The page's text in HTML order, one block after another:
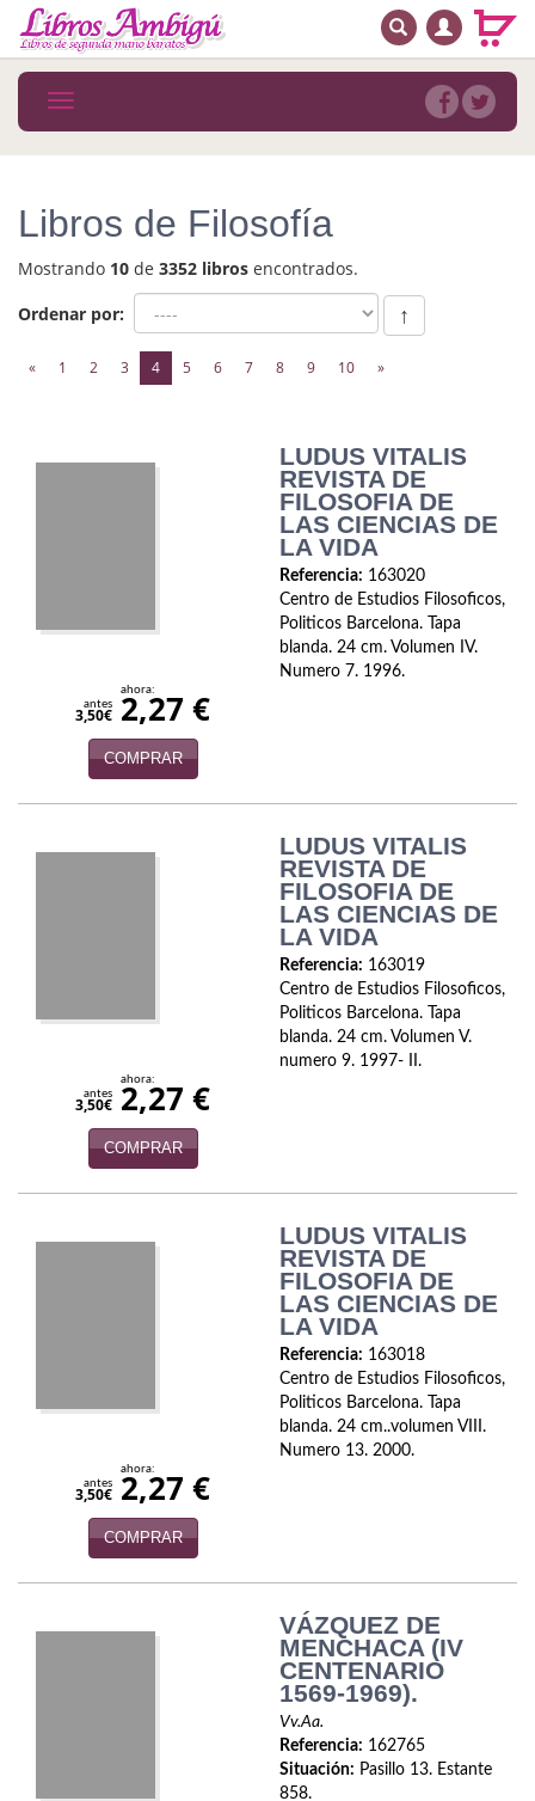
MENÚ PRINCIPAL
Novedades
MATERIAS
Astrología. Ocultismo
Autoayuda. Conocimiento personal
Economía
Enciclopedias
Ensayo
Ensayo literario
Historia
BUSCAR
Toggle
navigation
Libros de Filosofía
Mostrando 10 de 3352 libros encontrados.
Ordenar por:
↑
« 1 2 3 4(current)
5 6 7 8 9 10 »
LUDUS VITALIS
REVISTA DE
FILOSOFIA DE
LAS CIENCIAS DE
LA VIDA
Referencia: 163020
Centro de Estudios Filosoficos,
Politicos Barcelona. Tapa
blanda. 24 cm. Volumen IV.
Numero 7. 1996.
antes
3,50€
ahora:
2,27 €
COMPRAR
LUDUS VITALIS
REVISTA DE
FILOSOFIA DE
LAS CIENCIAS DE
LA VIDA
Referencia: 163019
Centro de Estudios Filosoficos,
Politicos Barcelona. Tapa
blanda. 24 cm. Volumen V.
numero 9. 1997- II.
antes
3,50€
ahora:
2,27 €
COMPRAR
LUDUS VITALIS
REVISTA DE
FILOSOFIA DE
LAS CIENCIAS DE
LA VIDA
Referencia: 163018
Centro de Estudios Filosoficos,
Politicos Barcelona. Tapa
blanda. 24 cm..volumen VIII.
Numero 13. 2000.
antes
3,50€
ahora:
2,27 €
COMPRAR
VÁZQUEZ DE
MENCHACA (IV
CENTENARIO
1569-1969).
Vv.Aa.
Referencia: 162765
Situación: Pasillo 13. Estante
858.